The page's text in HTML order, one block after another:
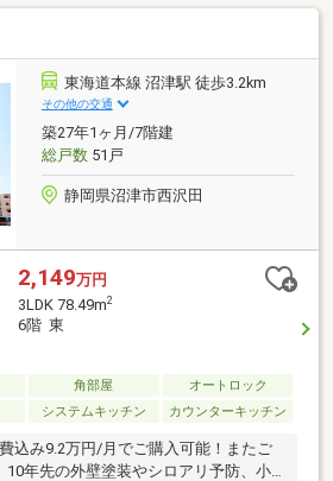
東海道本線 沼津駅 徒歩3.2km
その他の交通
築27年1ヶ月/7階建
総戸数51戸
静岡県沼津市西沢田
2,149万円
3LDK 78.49m2
6階 東
角部屋
オートロック
システムキッチン カウンターキッチン
込み9.2万円/月でご購入可能！またご
10年先の外壁塗装やシロアリ予防、小